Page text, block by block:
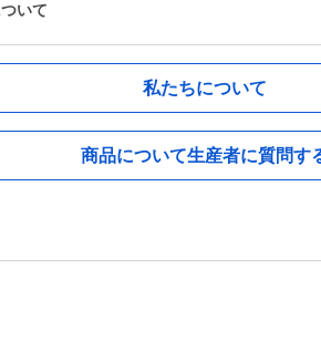
いて
私たちについて
商品について生産者に質問す